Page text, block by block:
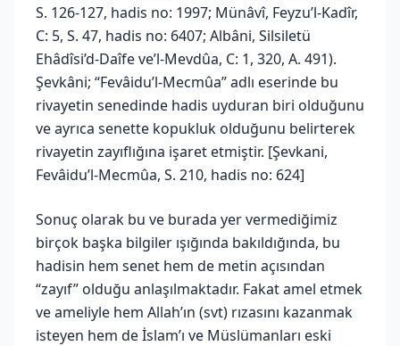
S. 126-127, hadis no: 1997; Münâvî, Feyzu’l-Kadîr,
C: 5, S. 47, hadis no: 6407; Albâni, Silsiletü
Ehâdîsi’d-Daîfe ve’l-Mevdûa, C: 1, 320, A. 491).
Şevkâni; “Fevâidu’l-Mecmûa” adlı eserinde bu
rivayetin senedinde hadis uyduran biri olduğunu
ve ayrıca senette kopukluk olduğunu belirterek
rivayetin zayıflığına işaret etmiştir. [Şevkani,
Fevâidu’l-Mecmûa, S. 210, hadis no: 624]
Sonuç olarak bu ve burada yer vermediğimiz
birçok başka bilgiler ışığında bakıldığında, bu
hadisin hem senet hem de metin açısından
“zayıf” olduğu anlaşılmaktadır. Fakat amel etmek
ve ameliyle hem Allah’ın (svt) rızasını kazanmak
isteyen hem de İslam’ı ve Müslümanları eski